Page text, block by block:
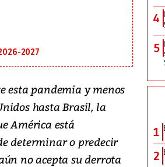
2027
esta pandemia y menos
hasta Brasil, la
América está
determinar o predecir
no acepta su derrota
4
5
1
2